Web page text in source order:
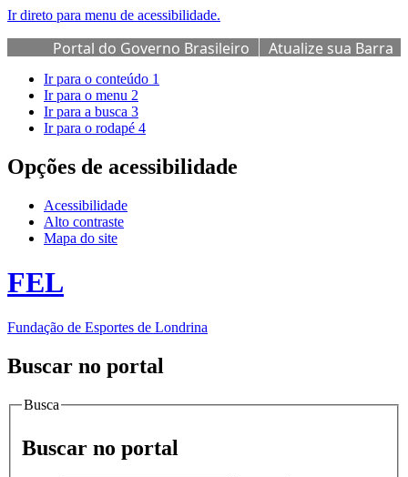
Ir direto para menu de acessibilidade.
Portal do Governo Brasileiro
Atualize sua Barra
de Governo
Ir para o conteúdo 1
Ir para o menu 2
Ir para a busca 3
Ir para o rodapé 4
Opções de acessibilidade
Acessibilidade
Alto contraste
Mapa do site
FEL
Fundação de Esportes de Londrina
Buscar no portal
Busca
Buscar no portal